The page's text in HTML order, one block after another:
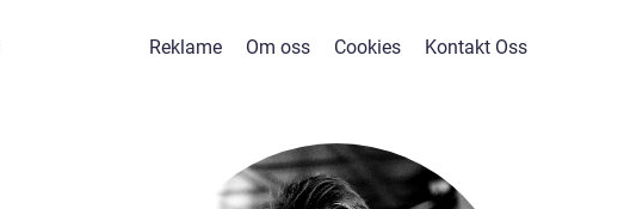
Reklame Om oss Cookies Kontakt Oss